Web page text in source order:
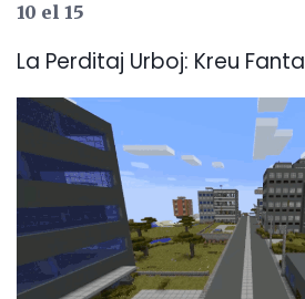
10 el 15
La Perditaj Urboj: Kreu